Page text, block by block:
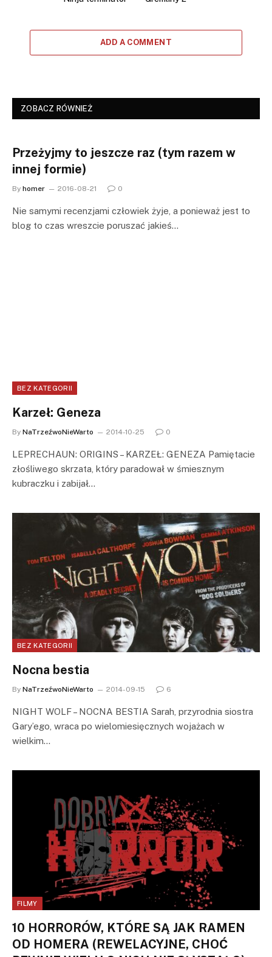
ADD A COMMENT
ZOBACZ RÓWNIEŻ
Przeżyjmy to jeszcze raz (tym razem w
innej formie)
By homer 2016-08-21 0
Nie samymi recenzjami człowiek żyje, a ponieważ jest to
blog to czas wreszcie poruszać jakieś…
BEZ KATEGORII
Karzeł: Geneza
By NaTrzeźwoNieWarto 2014-10-25 0
LEPRECHAUN: ORIGINS – KARZEŁ: GENEZA Pamiętacie
złośliwego skrzata, który paradował w śmiesznym
kubraczku i zabijał…
BEZ KATEGORII
Nocna bestia
By NaTrzeźwoNieWarto 2014-09-15 6
NIGHT WOLF – NOCNA BESTIA Sarah, przyrodnia siostra
Gary’ego, wraca po wielomiesięcznych wojażach w
wielkim…
FILMY
10 HORRORÓW, KTÓRE SĄ JAK RAMEN
OD HOMERA (REWELACYJNE, CHOĆ